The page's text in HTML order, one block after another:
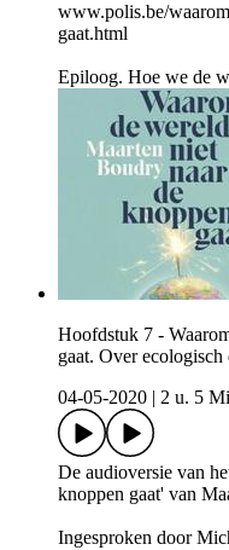
www.polis.be/
gaat.html
Epiloog. Hoe we de
Hoofdstuk 7 -
gaat. Over ecologisch
04-05-2020
2 u. 5
De audioversie van
knoppen gaat' van
Ingesproken door